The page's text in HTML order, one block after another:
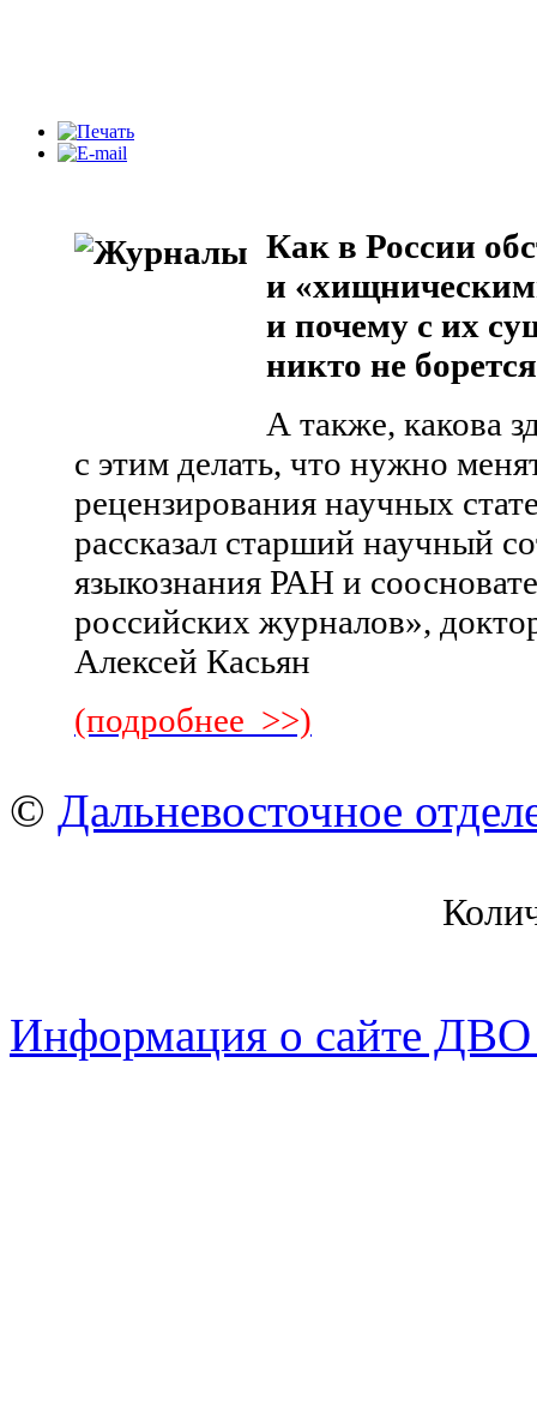
Как в России
и
и почему с их
никто не борется
А также, какова
с этим делать, что нужно
рецензирования научных
рассказал старший научный
языкознания РАН и
российских журналов»,
Алексей Касьян
(подробнее >>)
© Дальневосточное
Информация о сайте